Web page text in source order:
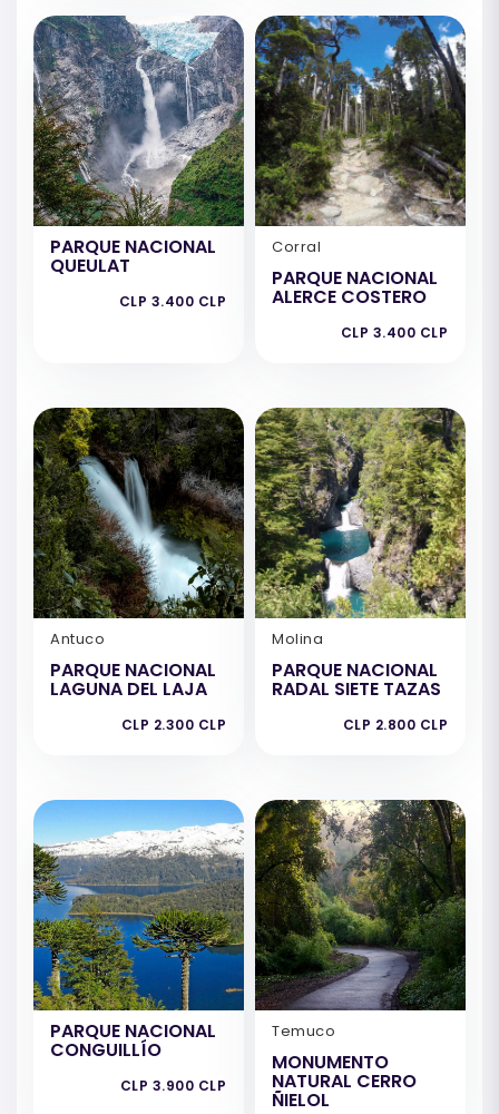
PARQUE NACIONAL
QUEULAT
CLP 3.400 CLP
Corral
PARQUE NACIONAL
ALERCE COSTERO
CLP 3.400 CLP
Antuco
PARQUE NACIONAL
LAGUNA DEL LAJA
CLP 2.300 CLP
Molina
PARQUE NACIONAL
RADAL SIETE TAZAS
CLP 2.800 CLP
PARQUE NACIONAL
CONGUILLÍO
CLP 3.900 CLP
Temuco
MONUMENTO
NATURAL CERRO
ÑIELOL